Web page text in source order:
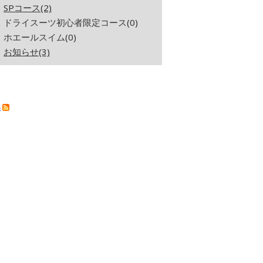
SPコース(2)
ドライスーツ初心者限定コース(0)
ホエールスイム(0)
お知らせ(3)